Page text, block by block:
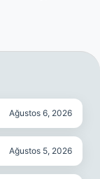
Ağustos 6, 2026
Ağustos 5, 2026